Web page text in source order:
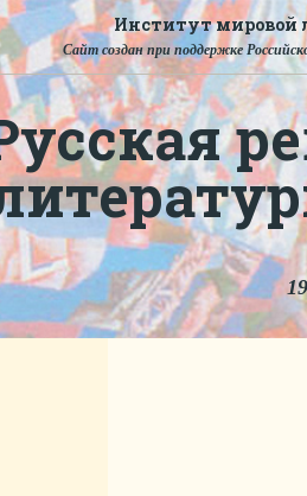
Институт мировой
Сайт создан при поддержке